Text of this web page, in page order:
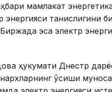
мамлакат
энергияси танқислигини
Биржада эса электр
ҳукумати Днестр
ўсиши